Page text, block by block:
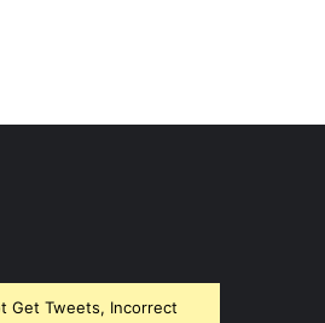
Get Tweets, Incorrect